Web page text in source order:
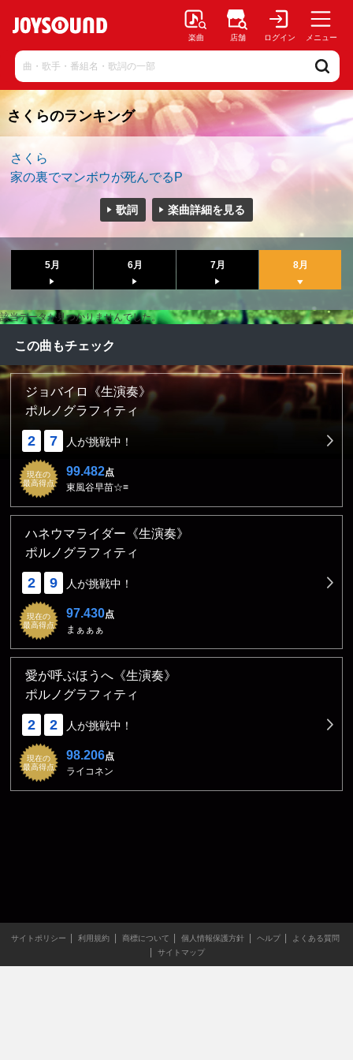
楽曲 店舗 ログイン メニュー
さくらのランキング
さくら
家の裏でマンボウが死んでるP
歌詞 楽曲詳細を見る
5月 6月 7月 8月
該当データが見つかりませんでした。
この曲もチェック
ジョバイロ《生演奏》
ポルノグラフィティ
2 7 人が挑戦中！
現在の
最高得点
99.482点
東風谷早苗☆≡
ハネウマライダー《生演奏》
ポルノグラフィティ
2 9 人が挑戦中！
現在の
最高得点
97.430点
まぁぁぁ
愛が呼ぶほうへ《生演奏》
ポルノグラフィティ
2 2 人が挑戦中！
現在の
最高得点
98.206点
ライコネン
サイトポリシー 利用規約 商標について 個人情報保護方針 ヘルプ
よくある質問
サイトマップ